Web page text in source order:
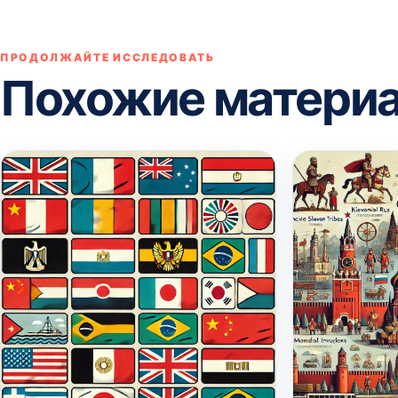
ПРОДОЛЖАЙТЕ ИССЛЕДОВАТЬ
Похожие